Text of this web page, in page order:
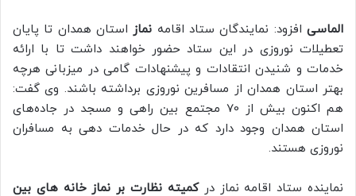
الماسیافزود: نمایندگان ستاد اقامه نماز استان همدان تا پایان
تعطیلات نوروزی در این ستاد حضور خواهند داشت تا با ارائه
خدمات و شنیدن انتقادات و پیشنهادات گامی در میزبانی هرچه
بهتر استان همدان از مسافرین نوروزی برداشته باشند. وی گفت:
هم اکنون بیش از 70 مجتمع بین راهی و مسجد در جاده‌های
استان همدان وجود دارد که در حال خدمات دهی به مسافران
نوروزی هستند.
نماینده ستاد اقامه نماز درکمیته نظارت بر نماز خانه های بین